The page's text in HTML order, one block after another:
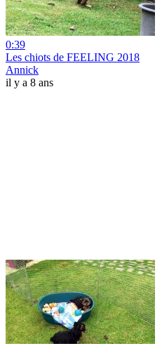
0:39
Les chiots de FEELING 2018
Annick
il y a 8 ans